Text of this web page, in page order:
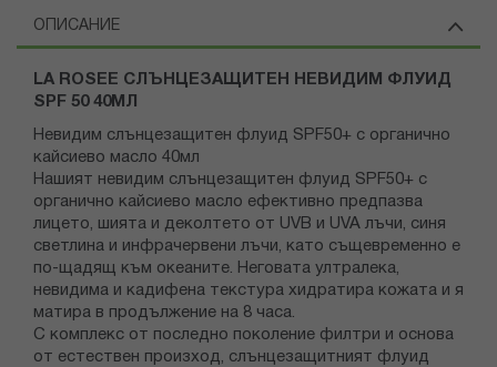
ОПИСАНИЕ
LA ROSEE СЛЪНЦЕЗАЩИТЕН НЕВИДИМ ФЛУИД
SPF 50 40МЛ
Невидим слънцезащитен флуид SPF50+ с органично
кайсиево масло 40мл
Нашият невидим слънцезащитен флуид SPF50+ с
органично кайсиево масло ефективно предпазва
лицето, шията и деколтето от UVB и UVA лъчи, синя
светлина и инфрачервени лъчи, като същевременно е
по-щадящ към океаните. Неговата ултралека,
невидима и кадифена текстура хидратира кожата и я
матира в продължение на 8 часа.
С комплекс от последно поколение филтри и основа
от естествен произход, слънцезащитният флуид